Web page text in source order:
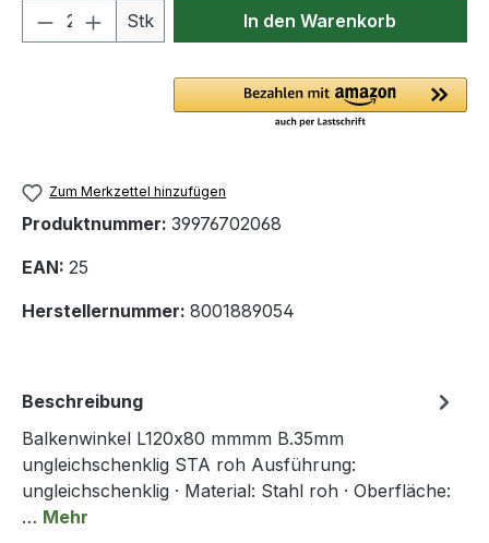
Produkt Anzahl: Gib den
Stk In den Warenkorb
Zum Merkzettel hinzufügen
Produktnummer: 39976702068
EAN: 25
Herstellernummer: 8001889054
Beschreibung
Balkenwinkel L120x80 mmmm B.35mm
ungleichschenklig STA roh Ausführung:
ungleichschenklig · Material: Stahl roh · Oberfläche:
… Mehr